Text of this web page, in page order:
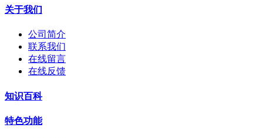
关于我们
公司简介
联系我们
在线留言
在线反馈
知识百科
特色功能